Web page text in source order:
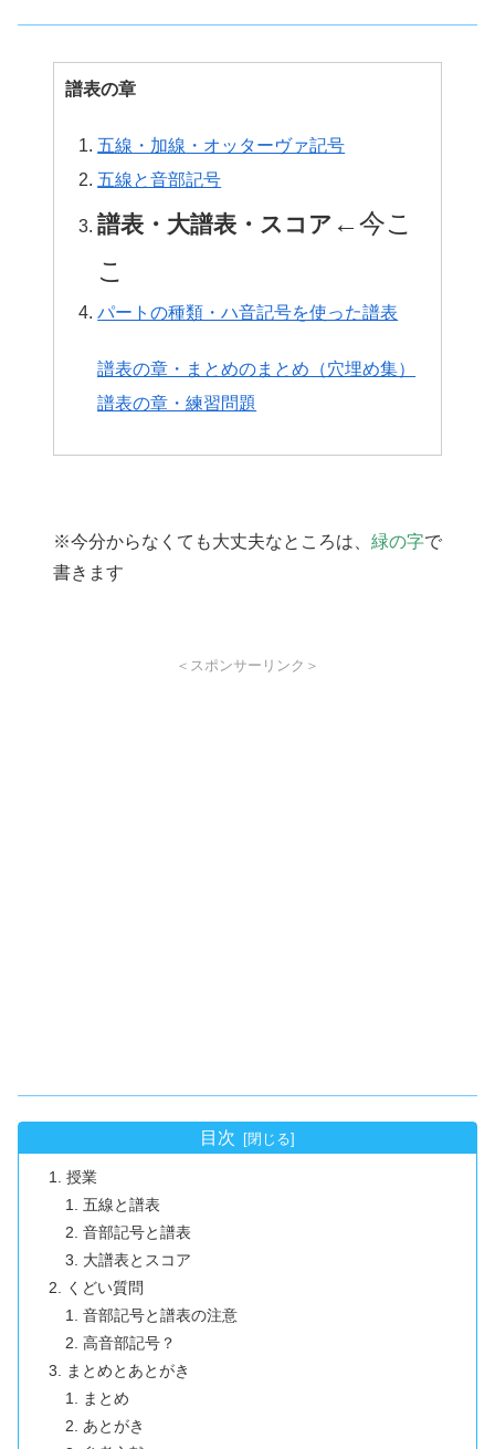
譜表の章
五線・加線・オッターヴァ記号
五線と音部記号
譜表・大譜表・スコア ←今こ
こ
パートの種類・ハ音記号を使った譜表
譜表の章・まとめのまとめ（穴埋め集）
譜表の章・練習問題
※今分からなくても大丈夫なところは、 緑の字で
書きます
＜スポンサーリンク＞
目次
授業
五線と譜表
音部記号と譜表
大譜表とスコア
くどい質問
音部記号と譜表の注意
高音部記号？
まとめとあとがき
まとめ
あとがき